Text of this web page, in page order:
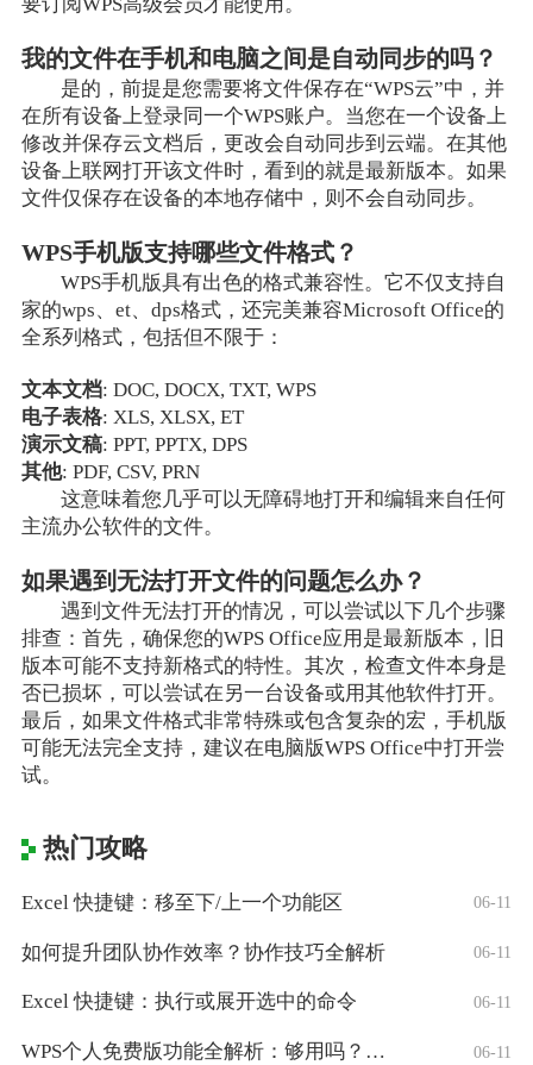
要订阅WPS高级会员才能使用。
我的文件在手机和电脑之间是自动同步的吗？
是的，前提是您需要将文件保存在“WPS云”中，并
在所有设备上登录同一个WPS账户。当您在一个设备上
修改并保存云文档后，更改会自动同步到云端。在其他
设备上联网打开该文件时，看到的就是最新版本。如果
文件仅保存在设备的本地存储中，则不会自动同步。
WPS手机版支持哪些文件格式？
WPS手机版具有出色的格式兼容性。它不仅支持自
家的wps、et、dps格式，还完美兼容Microsoft Office的
全系列格式，包括但不限于：
文本文档: DOC, DOCX, TXT, WPS
电子表格: XLS, XLSX, ET
演示文稿: PPT, PPTX, DPS
其他: PDF, CSV, PRN
这意味着您几乎可以无障碍地打开和编辑来自任何
主流办公软件的文件。
如果遇到无法打开文件的问题怎么办？
遇到文件无法打开的情况，可以尝试以下几个步骤
排查：首先，确保您的WPS Office应用是最新版本，旧
版本可能不支持新格式的特性。其次，检查文件本身是
否已损坏，可以尝试在另一台设备或用其他软件打开。
最后，如果文件格式非常特殊或包含复杂的宏，手机版
可能无法完全支持，建议在电脑版WPS Office中打开尝
试。
热门攻略
Excel 快捷键：移至下/上一个功能区 06-11
如何提升团队协作效率？协作技巧全解析 06-11
Excel 快捷键：执行或展开选中的命令 06-11
WPS个人免费版功能全解析：够用吗？适合 06-11